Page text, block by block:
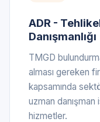
ADR -
Danışmanlığı
TMGD
alması gereken
kapsamında
uzman
hizmetler.